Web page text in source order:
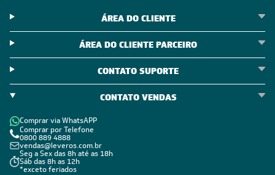
ÁREA DO CLIENTE
ÁREA DO CLIENTE PARCEIRO
CONTATO SUPORTE
CONTATO VENDAS
Comprar via WhatsAPP
Comprar por Telefone
0800 889 4888
vendas@leveros.com.br
Seg a Sex das 8h até as 18h
Sáb das 8h as 12h
*exceto feriados